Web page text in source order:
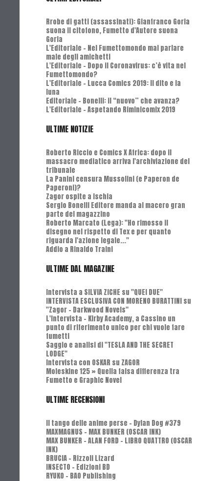
Rrobe di gatti (assassinati): Gianfranco Goria
suona il citofono, Fumetto d'Autore suona
Goria
L'Editoriale - Nel Fumettomondo mai parlare
male degli amichetti
L'Editoriale - Dopo il Coronavirus: c’è vita nel
Fumettomondo?
L'Editoriale - Lucca Comics 2019: Il dito e la
luna
Editoriale - Bonelli: il “nuovo” che avanza?
L'Editoriale - Aspetando Riminicomix 2019
ULTIME NOTIZIE
Roberto Riccio e Comics X Africa: dopo il
massacro mediatico arriva l'archiviazione del
tribunale
La Panini censura Mussolini (e Paperon de
Paperoni)?
Zagor ospite a Ischia
Sergio Bonelli Editore manda al macero gran
parte del magazzino
Roberto Marcato (Lega): "Ho rimosso il
disegno nel rispetto di Tex e per quanto
riguarda l'azione legale..."
Addio a Rinaldo Traini
ULTIME DAL MAGAZINE
Intervista a SILVIA ZICHE su "QUEI DUE"
INTERVISTA ESCLUSIVA CON MORENO BURATTINI su
"Zagor - Darkwood Novels"
L'Intervista - Kirby Academy, a Cassino un
punto di riferimento unico per chi vuole fare
fumetti
Saggio e analisi di "TESLA AND THE SECRET
LODGE"
Intervista con OSKAR su ZAGOR
Moleskine 125 » Quella falsa differenza tra
Fumetto e Graphic Novel
ULTIME RECENSIONI
Il tango delle anime perse - Dylan Dog #379
MAXMAGNUS – MAX BUNKER (OSCAR INK)
MAX BUNKER – ALAN FORD – LIBRO QUATTRO (OSCAR
INK)
BRUCIA - Rizzoli Lizard
INSECTO - Edizioni BD
RYUKO - BAO Publishing